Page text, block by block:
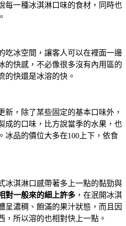
每一種冰淇淋口味的食材，同時也
吃冰空間，讓客人可以在裡面一邊
的快感，不必像很多沒有內用區的
的快還是冰溶的快。
新，除了某些固定的基本口味外，
成的口味，比方說當季的水果，也
冰品的價位大多在100上下，依食
冰淇淋口感帶著多上一點的黏勁與
對一般來的細上許多 ，在泯開冰淇
呈濃稠、飽滿的果汁狀態，而且因
，所以溶的也相對快上一點。